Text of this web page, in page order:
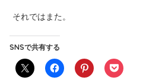
それではまた。
SNSで共有する